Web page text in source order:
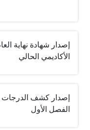
إصدار شهادة نهاية
الأكاديمي الحالي
إصدار كشف الدرجات
الفصل الأول